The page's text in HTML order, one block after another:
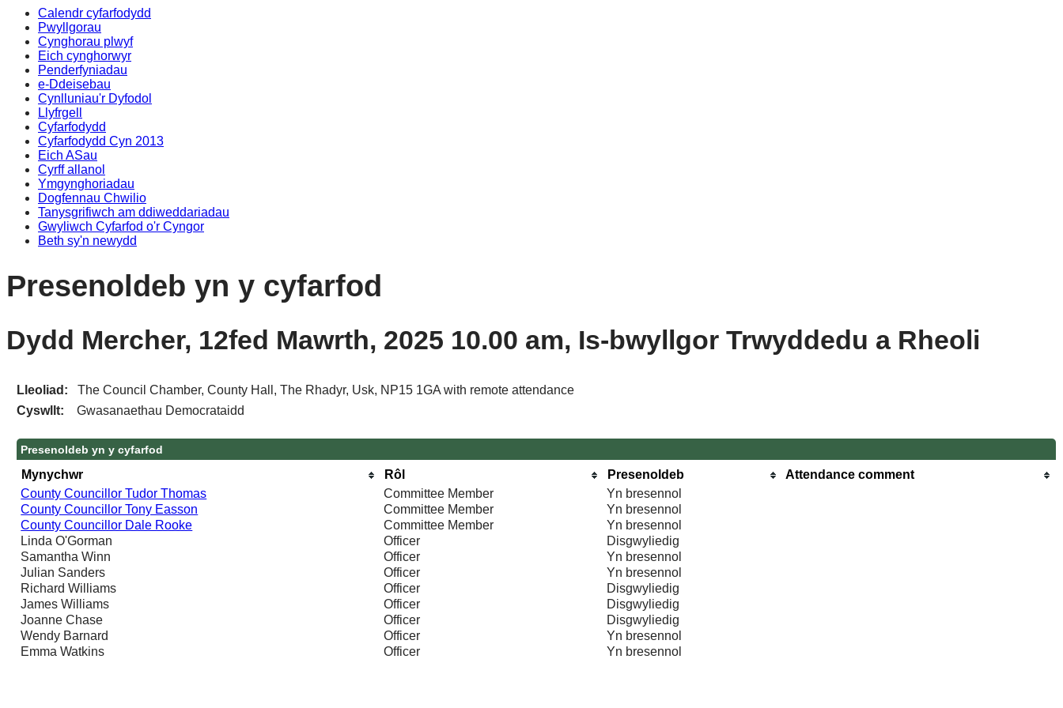
Calendr cyfarfodydd
Pwyllgorau
Cynghorau plwyf
Eich cynghorwyr
Penderfyniadau
e-Ddeisebau
Cynlluniau'r Dyfodol
Llyfrgell
Cyfarfodydd
Cyfarfodydd Cyn 2013
Eich ASau
Cyrff allanol
Ymgynghoriadau
Dogfennau Chwilio
Tanysgrifiwch am ddiweddariadau
Gwyliwch Cyfarfod o'r Cyngor
Beth sy'n newydd
Presenoldeb yn y cyfarfod
Dydd Mercher, 12fed Mawrth, 2025 10.00 am, Is-bwyllgor Trwyddedu a Rheoli
Lleoliad:The Council Chamber, County Hall, The Rhadyr, Usk, NP15 1GA with remote attendance
Cyswllt:Gwasanaethau Democrataidd
Presenoldeb yn y cyfarfod
Mynychwr Rôl Presenoldeb
Attendance comment
County Councillor Tudor Thomas
Committee Member
Yn bresennol
County Councillor Tony Easson
Committee Member
Yn bresennol
County Councillor Dale Rooke
Committee Member
Yn bresennol
Linda O'Gorman
Officer
Disgwyliedig
Samantha Winn
Officer
Yn bresennol
Julian Sanders
Officer
Yn bresennol
Richard Williams
Officer
Disgwyliedig
James Williams
Officer
Disgwyliedig
Joanne Chase
Officer
Disgwyliedig
Wendy Barnard
Officer
Yn bresennol
Emma Watkins
Officer Yn bresennol